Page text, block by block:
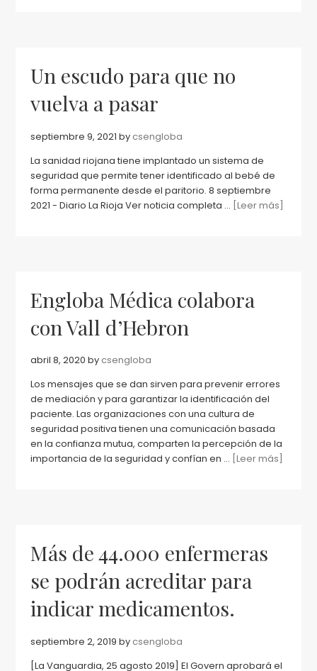
Un escudo para que no
vuelva a pasar
septiembre 9, 2021 by csengloba
La sanidad riojana tiene implantado un sistema de
seguridad que permite tener identificado al bebé de
forma permanente desde el paritorio. 8 septiembre
2021 - Diario La Rioja Ver noticia completa ... [Leer más]
Engloba Médica colabora
con Vall d’Hebron
abril 8, 2020 by csengloba
Los mensajes que se dan sirven para prevenir errores
de mediación y para garantizar la identificación del
paciente. Las organizaciones con una cultura de
seguridad positiva tienen una comunicación basada
en la confianza mutua, comparten la percepción de la
importancia de la seguridad y confían en ... [Leer más]
Más de 44.000 enfermeras
se podrán acreditar para
indicar medicamentos.
septiembre 2, 2019 by csengloba
[La Vanguardia, 25 agosto 2019] El Govern aprobará el